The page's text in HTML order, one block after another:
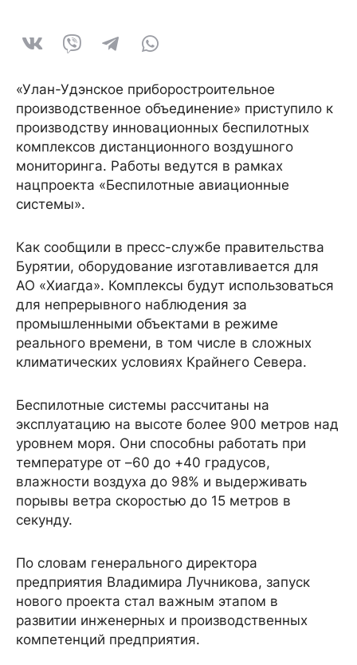
«Улан-Удэнское приборостроительное
производственное объединение» приступило к
производству инновационных беспилотных
комплексов дистанционного воздушного
мониторинга. Работы ведутся в рамках
нацпроекта «Беспилотные авиационные
системы».
Как сообщили в пресс-службе правительства
Бурятии, оборудование изготавливается для
АО «Хиагда». Комплексы будут использоваться
для непрерывного наблюдения за
промышленными объектами в режиме
реального времени, в том числе в сложных
климатических условиях Крайнего Севера.
Беспилотные системы рассчитаны на
эксплуатацию на высоте более 900 метров над
уровнем моря. Они способны работать при
температуре от –60 до +40 градусов,
влажности воздуха до 98% и выдерживать
порывы ветра скоростью до 15 метров в
секунду.
По словам генерального директора
предприятия Владимира Лучникова, запуск
нового проекта стал важным этапом в
развитии инженерных и производственных
компетенций предприятия.